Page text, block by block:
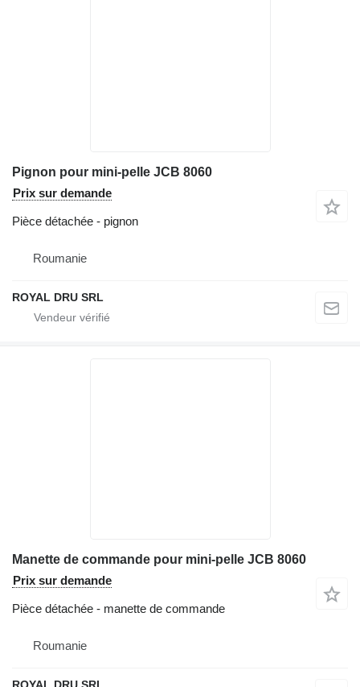
Pignon pour mini-pelle JCB 8060
Prix sur demande
Pièce détachée - pignon
Roumanie
ROYAL DRU SRL
Manette de commande pour mini-pelle JCB 8060
Prix sur demande
Pièce détachée - manette de commande
Roumanie